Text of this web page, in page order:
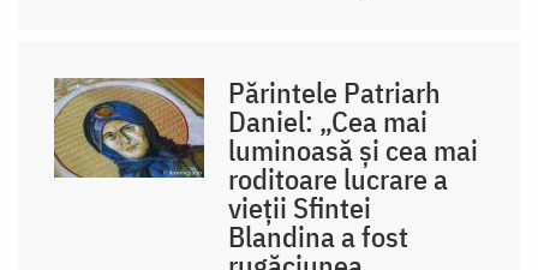
Părintele Patriarh
Daniel: „Cea mai
luminoasă și cea mai
roditoare lucrare a
vieții Sfintei
Blandina a fost